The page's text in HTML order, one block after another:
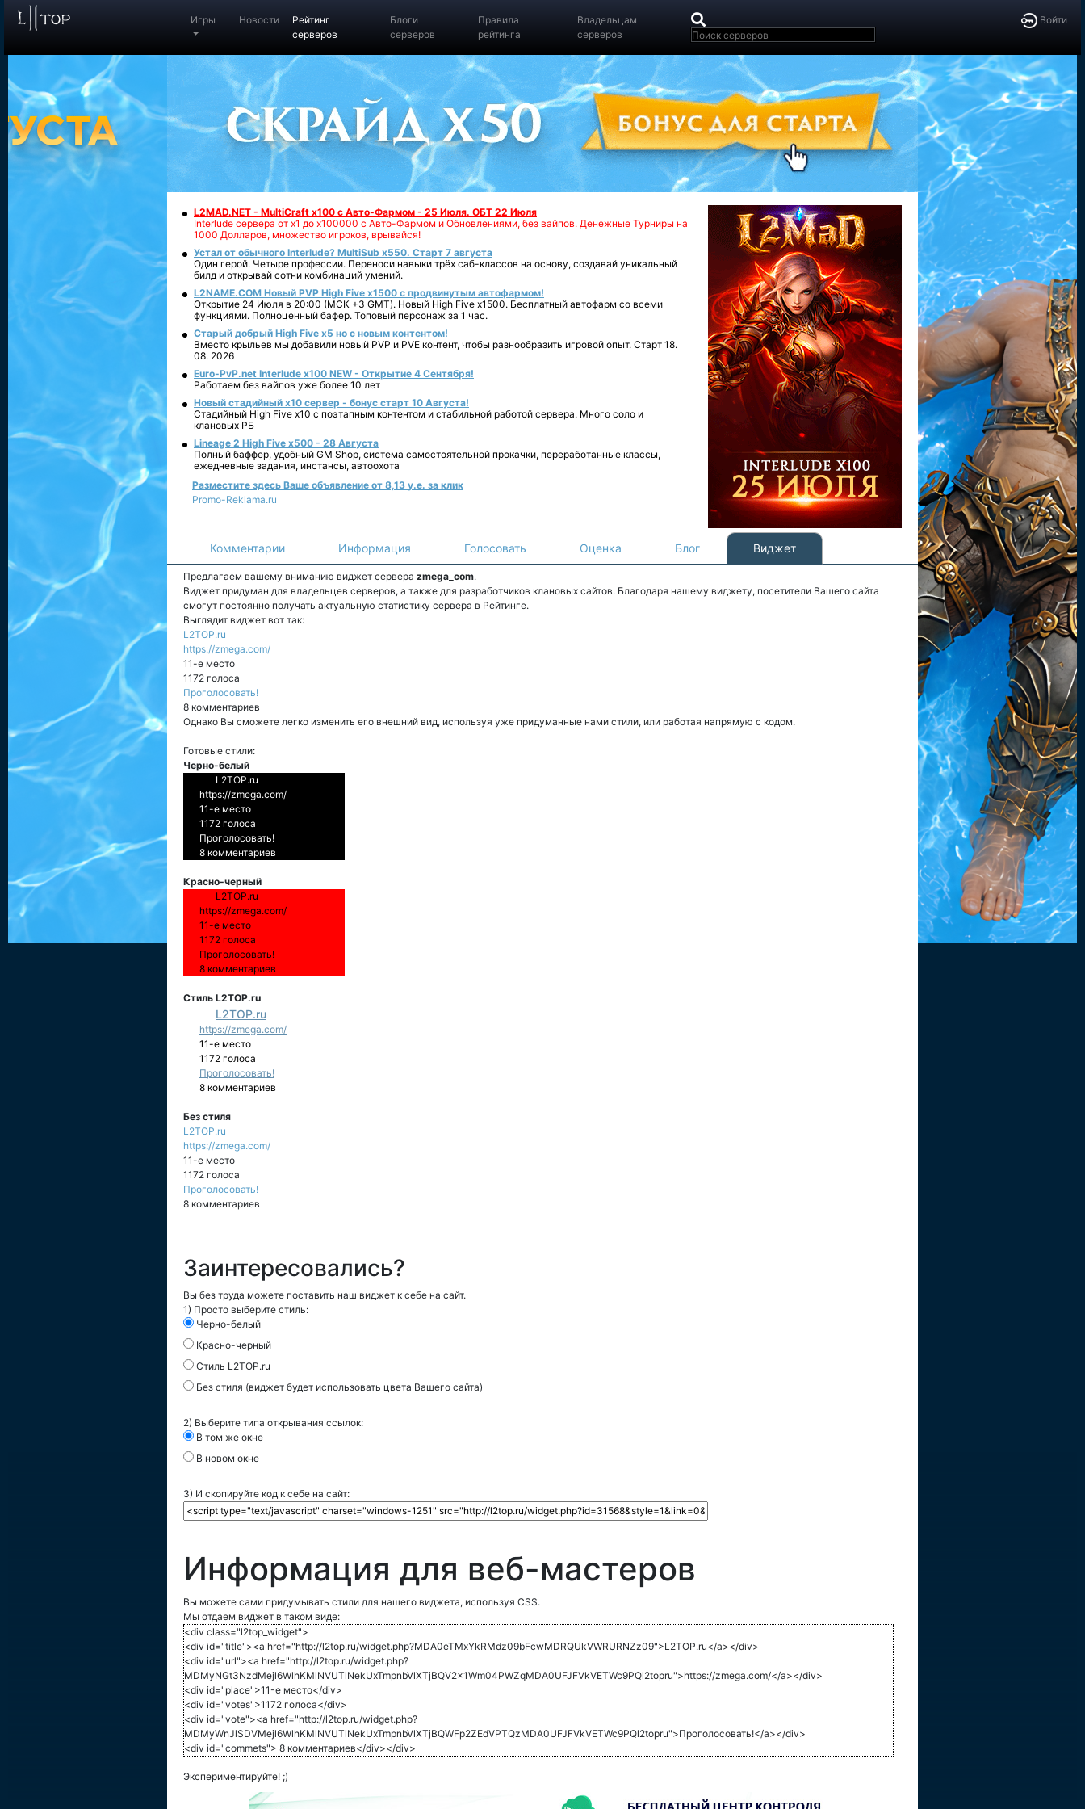
Войти
Игры Новости
Рейтинг
серверов
Блоги
серверов
Правила
рейтинга
Владельцам
серверов
L2MAD.NET - MultiCraft x100 с Авто-Фармом - 25 Июля. ОБТ 22 Июля
Interlude сервера от х1 до х100000 с Авто-Фармом и Обновлениями, без вайпов. Денежные Турниры на
1000 Долларов, множество игроков, врывайся!
Устал от обычного Interlude? MultiSub x550. Старт 7 августа
Один герой. Четыре профессии. Переноси навыки трёх саб-классов на основу, создавай уникальный
билд и открывай сотни комбинаций умений.
L2NAME.COM Новый PVP High Five x1500 с продвинутым автофармом!
Открытие 24 Июля в 20:00 (МСК +3 GMT). Новый High Five x1500. Бесплатный автофарм со всеми
функциями. Полноценный бафер. Топовый персонаж за 1 час.
Старый добрый High Five x5 но с новым контентом!
Вместо крыльев мы добавили новый PVP и PVE контент, чтобы разнообразить игровой опыт. Старт 18.
08. 2026
Euro-PvP.net Interlude х100 NEW - Открытие 4 Сентября!
Работаем без вайпов уже более 10 лет
Новый стадийный х10 сервер - бонус старт 10 Августа!
Стадийный High Five x10 с поэтапным контентом и стабильной работой сервера. Много соло и
клановых РБ
Lineage 2 High Five x500 - 28 Августа
Полный баффер, удобный GM Shop, система самостоятельной прокачки, переработанные классы,
ежедневные задания, инстансы, автоохота
Разместите здесь Ваше объявление от 8,13 у.е. за клик
Promo-Reklama.ru
Комментарии Информация Голосовать Оценка Блог Виджет
Предлагаем вашему вниманию виджет сервера zmega_com.
Виджет придуман для владельцев серверов, а также для разработчиков клановых сайтов. Благодаря нашему виджету, посетители Вашего сайта
смогут постоянно получать актуальную статистику сервера в Рейтинге.
Выглядит виджет вот так:
L2TOP.ru
https://zmega.com/
11-е место
1172 голоса
Проголосовать!
8 комментариев
Однако Вы сможете легко изменить его внешний вид, используя уже придуманные нами стили, или работая напрямую с кодом.
Готовые стили:
Черно-белый
L2TOP.ru
https://zmega.com/
11-е место
1172 голоса
Проголосовать!
8 комментариев
Красно-черный
L2TOP.ru
https://zmega.com/
11-е место
1172 голоса
Проголосовать!
8 комментариев
Стиль L2TOP.ru
L2TOP.ru
https://zmega.com/
11-е место
1172 голоса
Проголосовать!
8 комментариев
Без стиля
L2TOP.ru
https://zmega.com/
11-е место
1172 голоса
Проголосовать!
8 комментариев
Заинтересовались?
Вы без труда можете поставить наш виджет к себе на сайт.
1) Просто выберите стиль:
Черно-белый
Красно-черный
Стиль L2TOP.ru
Без стиля (виджет будет использовать цвета Вашего сайта)
2) Выберите типа открывания ссылок:
В том же окне
В новом окне
3) И скопируйте код к себе на сайт:
Информация для веб-мастеров
Вы можете сами придумывать стили для нашего виджета, используя CSS.
Мы отдаем виджет в таком виде:
<div class="l2top_widget">
<div id="title"><a href="http://l2top.ru/widget.php?MDA0eTMxYkRMdz09bFcwMDRQUkVWRURNZz09">L2TOP.ru</a></div>
<div id="url"><a href="http://l2top.ru/widget.php?
MDMyNGt3NzdMejl6WlhKMlNVUTlNekUxTmpnbVlXTjBQV2x1Wm04PWZqMDA0UFJFVkVETWc9PQl2topru">https://zmega.com/</a></div>
<div id="place">11-е место</div>
<div id="votes">1172 голоса</div>
<div id="vote"><a href="http://l2top.ru/widget.php?
MDMyWnJlSDVMejl6WlhKMlNVUTlNekUxTmpnbVlXTjBQWFp2ZEdVPTQzMDA0UFJFVkVETWc9PQl2topru">Проголосовать!</a></div>
<div id="commets"> 8 комментариев</div></div>
Экспериментируйте! ;)